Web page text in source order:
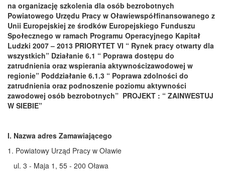
na organizację szkolenia dla osób bezrobotnych
Powiatowego Urzędu Pracy w Oławiewspółfinansowanego z
Unii Europejskiej ze środków Europejskiego Funduszu
Społecznego w ramach Programu Operacyjnego Kapitał
Ludzki 2007 – 2013 PRIORYTET VI “ Rynek pracy otwarty dla
wszystkich” Działanie 6.1 “ Poprawa dostępu do
zatrudnienia oraz wspierania aktywnościzawodowej w
regionie” Poddziałanie 6.1.3 “ Poprawa zdolności do
zatrudnienia oraz podnoszenie poziomu aktywności
zawodowej osób bezrobotnych” PROJEKT : “ ZAINWESTUJ
W SIEBIE”
I. Nazwa adres Zamawiającego
1. Powiatowy Urząd Pracy w Oławie
ul. 3 - Maja 1, 55 - 200 Oława